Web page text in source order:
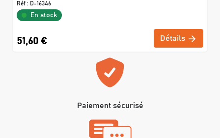
Réf : D-16346
En stock
51,60 € Détails
Paiement sécurisé